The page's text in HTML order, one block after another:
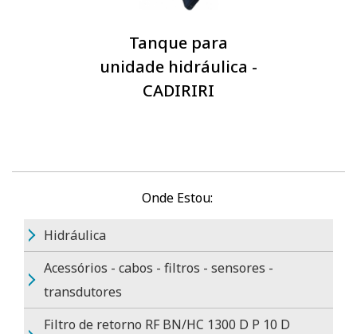
Tanque para
unidade hidráulica -
CADIRIRI
Onde Estou:
Hidráulica
Acessórios - cabos - filtros - sensores -
transdutores
Filtro de retorno RF BN/HC 1300 D P 10 D